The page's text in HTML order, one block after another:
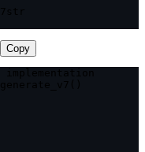
Copy